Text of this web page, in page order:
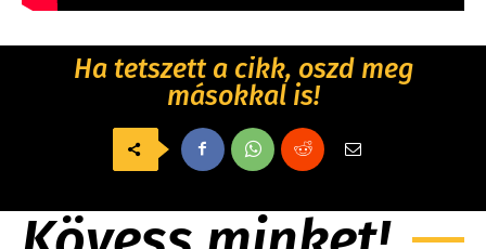
Ha tetszett a cikk, oszd meg
másokkal is!